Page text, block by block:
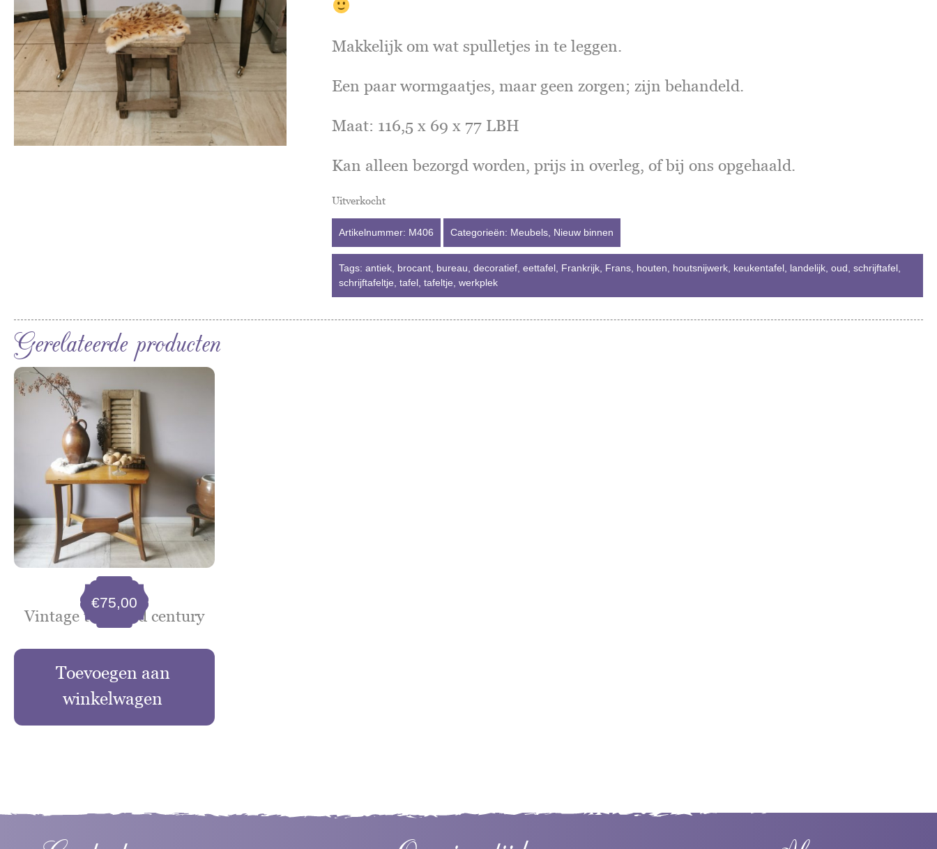
Makkelijk om wat spulletjes in te leggen.
Een paar wormgaatjes, maar geen zorgen; zijn behandeld.
Maat: 116,5 x 69 x 77 LBH
Kan alleen bezorgd worden, prijs in overleg, of bij ons opgehaald.
Uitverkocht
Artikelnummer: M406 Categorieën: Meubels, Nieuw binnen
Tags:antiek, brocant, bureau,decoratief,eettafel, Frankrijk, Frans, houten, houtsnijwerk, keukentafel, landelijk,oud,schrijftafel,
schrijftafeltje,tafel,tafeltje,werkplek
Gerelateerde producten
Vintage tafel mid century
€75,00
Toevoegen aan
winkelwagen